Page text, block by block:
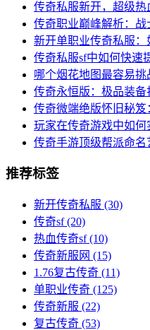
传奇私服新开，超级
传奇职业巅峰解析：战
新开单职业传奇私服：
传奇私服sf中如何快速
哪个烟花地图最容易挑
传奇永恒版：极品装备
传奇微端绝版怀旧秘笈
玩家在传奇游戏中如何
传奇手游顶级帮派命名
推荐标签
新开传奇私服 (30)
传奇sf(20)
热血传奇sf(10)
传奇新服网 (15)
1.76复古传奇 (11)
单职业传奇 (125)
传奇新服 (22)
复古传奇 (53)